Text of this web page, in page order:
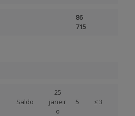
86
715
Saldo
25
janeir
o
5 ≤ 3